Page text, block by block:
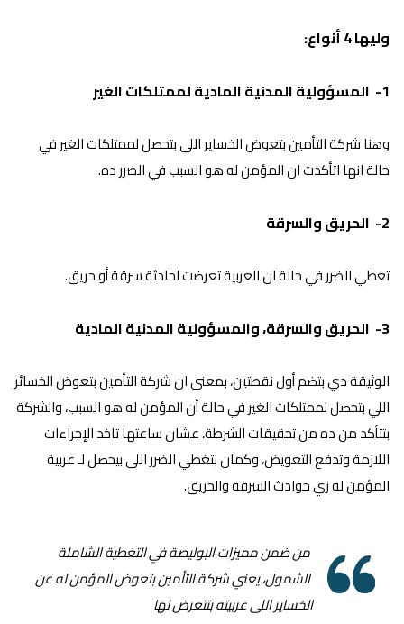
وليها 4 أنواع:
1- المسؤولية المدنية المادية لممتلكات الغير
وهنا شركة التأمين بتعوض الخساير اللى بتحصل لممتلكات الغير في
حالة انها اتأكدت ان المؤمن له هو السبب في الضرر ده.
2- الحريق والسرقة
تغطي الضرر في حالة ان العربية تعرضت لحادثة سرقة أو حريق.
3- الحريق والسرقة، والمسؤولية المدنية المادية
الوثيقة دي بتضم أول نقطتين، بمعنى ان شركة التأمين بتعوض الخسائر
اللي بتحصل لممتلكات الغير في حالة أن المؤمن له هو السبب، والشركة
بتتأكد من ده من تحقيقات الشرطة، عشان ساعتها تاخد الإجراءات
اللازمة وتدفع التعويض، وكمان بتغطي الضرر اللى بيحصل لـ عربية
المؤمن له زي حوادث السرقة والحريق.
من ضمن مميزات البوليصة في التغطية الشاملة
الشمول، يعني شركة التأمين بتعوض المؤمن له عن
الخساير اللى عربيته بتتعرض لها